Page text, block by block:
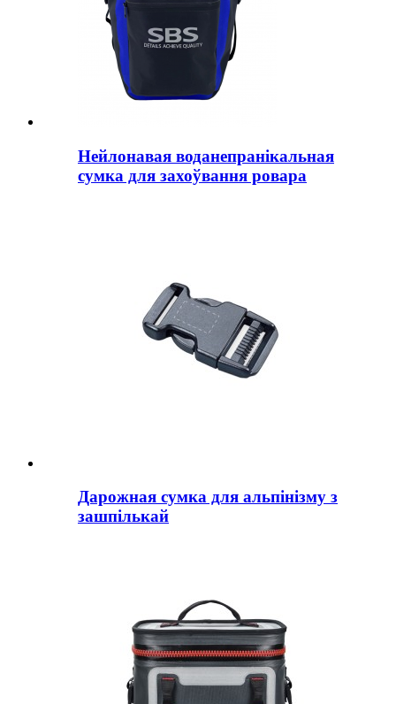
Нейлонавая воданепранікальная
сумка для захоўвання ровара
Дарожная сумка для альпінізму з
зашпількай